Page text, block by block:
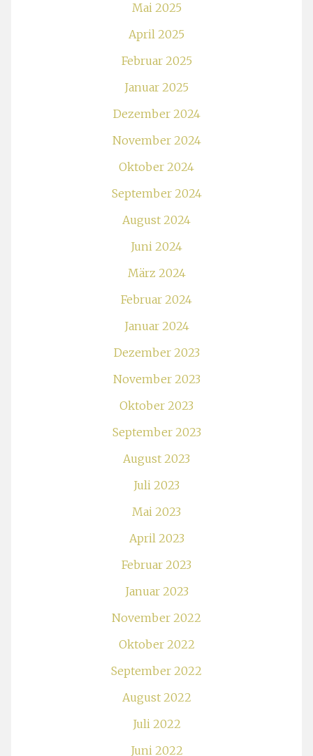
Mai 2025
April 2025
Februar 2025
Januar 2025
Dezember 2024
November 2024
Oktober 2024
September 2024
August 2024
Juni 2024
März 2024
Februar 2024
Januar 2024
Dezember 2023
November 2023
Oktober 2023
September 2023
August 2023
Juli 2023
Mai 2023
April 2023
Februar 2023
Januar 2023
November 2022
Oktober 2022
September 2022
August 2022
Juli 2022
Juni 2022